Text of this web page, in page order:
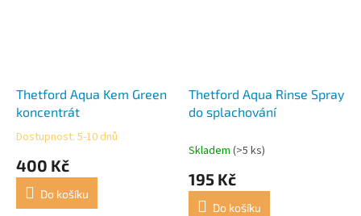
Thetford Aqua Kem Green
koncentrát
Průměrné
produktu
4,8
Dostupnost: 5-10 dnů
400 Kč
Do košíku
Thetford Aqua Rinse Spray
do splachování
Skladem (>5 ks)
195 Kč
Do košíku